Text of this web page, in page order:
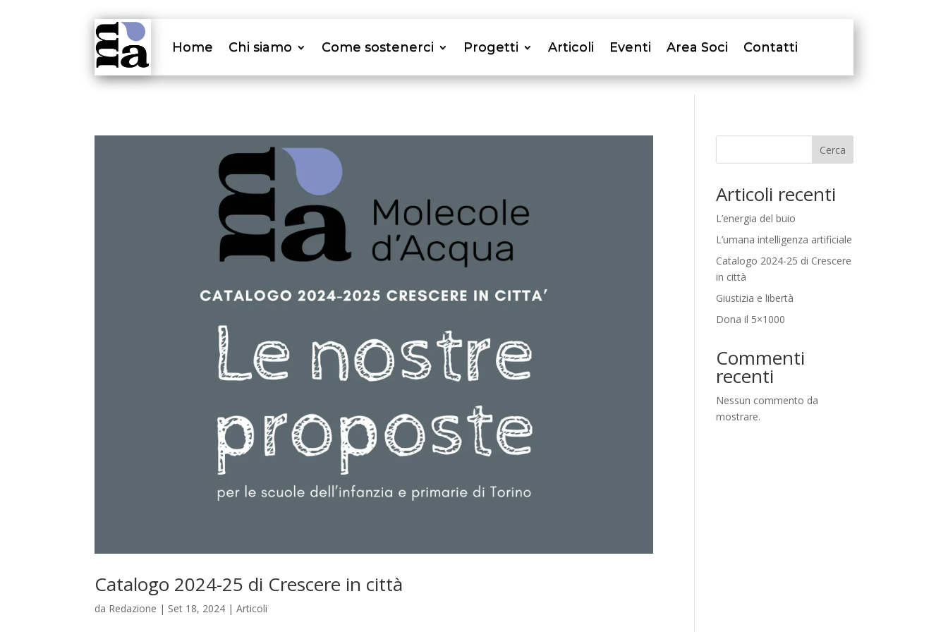
Home Chi siamo Come sostenerci Progetti Articoli Eventi Area Soci Contatti
Catalogo 2024-25 di Crescere in città
da Redazione | Set 18, 2024 |Articoli
Cerca
Articoli recenti
L’energia del buio
L’umana intelligenza artificiale
Catalogo 2024-25 di Crescere
in città
Giustizia e libertà
Dona il 5×1000
Commenti
recenti
Nessun commento da
mostrare.